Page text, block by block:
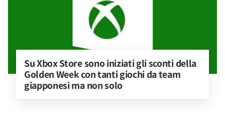
Su Xbox Store sono iniziati gli sconti della
Golden Week con tanti giochi da team
giapponesi ma non solo